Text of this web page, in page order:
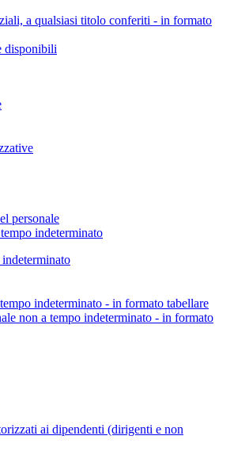
a qualsiasi titolo conferiti - in formato
disponibili
personale
indeterminato
indeterminato - in formato tabellare
non a tempo indeterminato - in formato
ai dipendenti (dirigenti e non